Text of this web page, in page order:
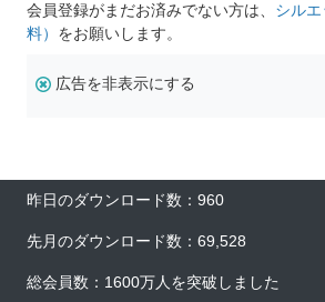
会員登録がまだお済みでない方は、 シル
料） をお願いします。
広告を非表示にする
昨日のダウンロード数：960
先月のダウンロード数：69,528
総会員数：1600万人を突破しました